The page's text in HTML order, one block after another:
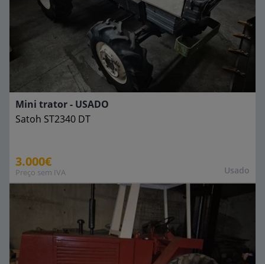
Usado
Mini trator - USADO
Satoh ST2340 DT
3.000€
Preço sem IVA